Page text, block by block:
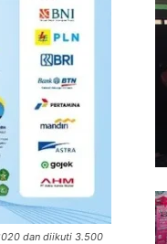
dan diikuti 3.500